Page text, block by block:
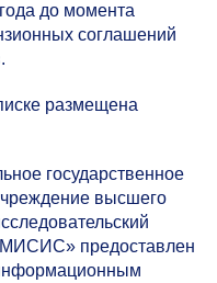
до момента
соглашений
размещена
государственное
высшего
предоставлен